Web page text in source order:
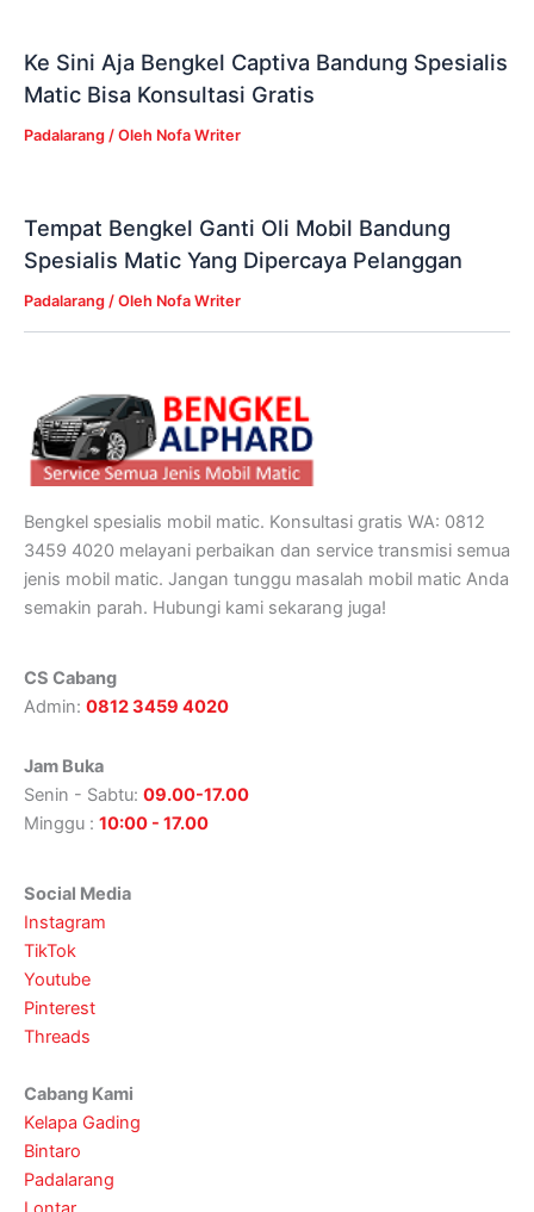
Ke Sini Aja Bengkel Captiva Bandung Spesialis
Matic Bisa Konsultasi Gratis
Padalarang / Oleh Nofa Writer
Tempat Bengkel Ganti Oli Mobil Bandung
Spesialis Matic Yang Dipercaya Pelanggan
Padalarang / Oleh Nofa Writer
Bengkel spesialis mobil matic. Konsultasi gratis WA: 0812
3459 4020 melayani perbaikan dan service transmisi semua
jenis mobil matic. Jangan tunggu masalah mobil matic Anda
semakin parah. Hubungi kami sekarang juga!
CS Cabang
Admin: 0812 3459 4020
Jam Buka
Senin - Sabtu: 09.00-17.00
Minggu : 10:00 - 17.00
Social Media
Instagram
TikTok
Youtube
Pinterest
Threads
Cabang Kami
Kelapa Gading
Bintaro
Padalarang